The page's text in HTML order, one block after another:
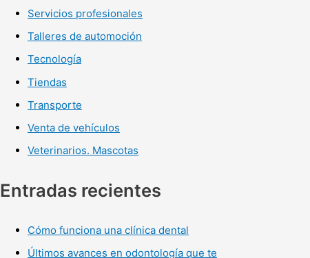
Servicios profesionales
Talleres de automoción
Tecnología
Tiendas
Transporte
Venta de vehículos
Veterinarios. Mascotas
Entradas recientes
Cómo funciona una clínica dental
Últimos avances en odontología que te